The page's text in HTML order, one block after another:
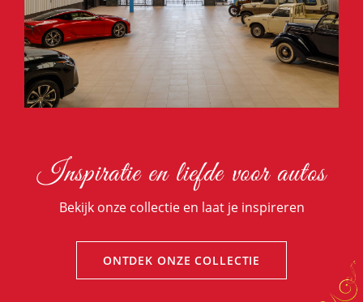
Inspiratie en liefde voor autos
Bekijk onze collectie en laat je inspireren
ONTDEK ONZE COLLECTIE